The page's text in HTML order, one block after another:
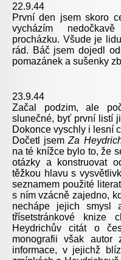
22.9.44
První den jsem skoro
vycházím
procházku. Všude je
rád. Báč jsem dojedl
pomazánek a sušenky
23.9.44
Začal podzim, ale
slunečné, byť první listí
Dokonce vyschly i lesní
Dočetl jsemZa
na té knížce bylo to, že
otázky a konstruovat
těžkou hlavu s
seznamem použité
s ním vzácně zajedno,
nechápe jejich
třísetstránkové knize
Heydrichův citát o
monografii však autor
informace, v jejichž